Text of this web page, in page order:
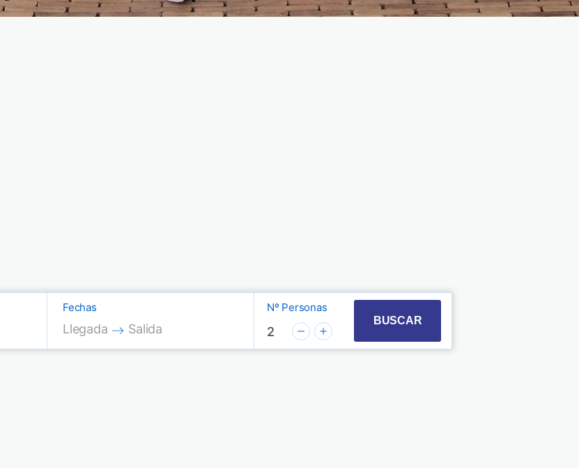
Fechas
Press the down arrow key to interact with the calendar and select a date. Press the
Llegada
Press the down arrow key to interact with the calendar and select a date.
Salida
Nº Personas
2
BUSCAR